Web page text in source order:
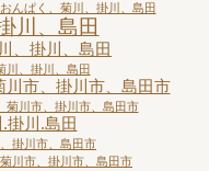
んぱく、菊川、掛川、島田
川、島田
、掛川、島田
川、掛川、島田
川市、掛川市、島田市
菊川市、掛川市、島田市
掛川.島田
掛川市、島田市
川市、掛川市、島田市